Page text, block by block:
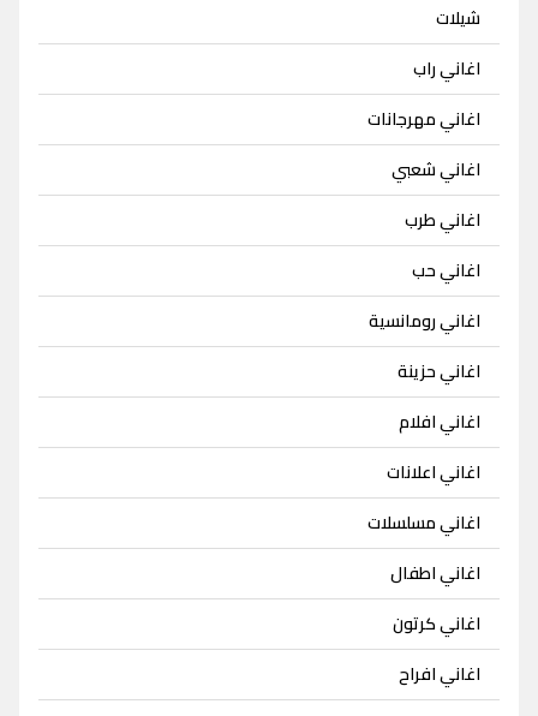
شيلات
اغاني راب
اغاني مهرجانات
اغاني شعبي
اغاني طرب
اغاني حب
اغاني رومانسية
اغاني حزينة
اغاني افلام
اغاني اعلانات
اغاني مسلسلات
اغاني اطفال
اغاني كرتون
اغاني افراح